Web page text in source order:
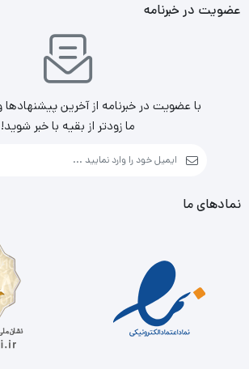
عضویت در خبرنامه
با عضویت در خبرنامه از آخرین
ما زودتر از بقیه با خبر شوید!
نمادهای ما